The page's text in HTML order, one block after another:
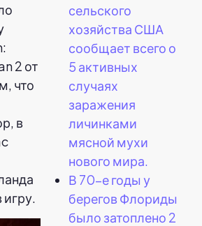
2 от
что
в
игру.
сельского
хозяйства США
сообщает всего о
5 активных
случаях
заражения
личинками
мясной мухи
нового мира.
В 70-е годы у
берегов Флориды
было затоплено 2